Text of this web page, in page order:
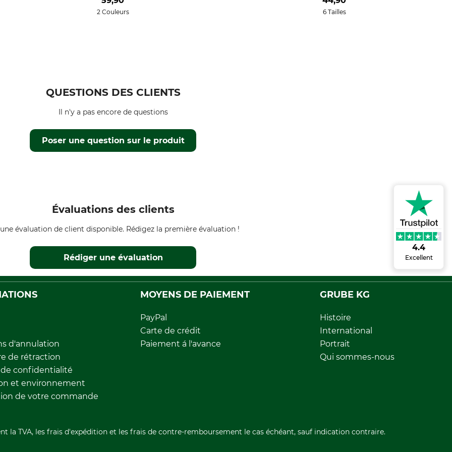
4.4
Excellent
2 Couleurs 6 Tailles
QUESTIONS DES CLIENTS
Poser une question sur le produit
Il n'y a pas encore de questions
Évaluations des clients
évaluation de client disponible. Rédigez la première évaluation !
Rédiger une évaluation
d'annulation
de rétraction
confidentialité
et environnement
de votre commande
MOYENS DE PAIEMENT
PayPal
Carte de crédit
Paiement á l'avance
GRUBE KG
Histoire
International
Portrait
Qui sommes-nous
la TVA, les frais d'expédition et les frais de contre-remboursement le cas échéant, sauf indication contraire.